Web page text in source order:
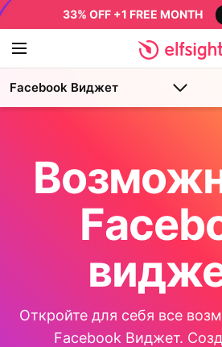
33% OFF +1 FREE MONTH
Facebook Виджет
Откройте для себя все
Facebook Виджет.